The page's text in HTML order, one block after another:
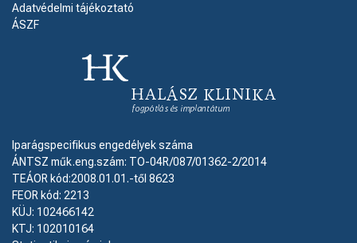
Adatvédelmi tájékoztató
ÁSZF
Iparágspecifikus engedélyek száma
ÁNTSZ műk.eng.szám: TO-04R/087/01362-2/2014
TEÁOR kód:2008.01.01.-től 8623
FEOR kód: 2213
KÜJ: 102466142
KTJ: 102010164